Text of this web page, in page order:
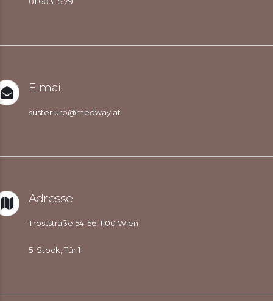
E-mail
suster.uro@medway.at
Adresse
Troststraße 54-56, 1100 Wien
5. Stock, Tür 1